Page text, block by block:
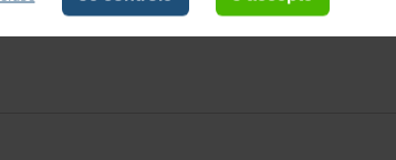
photos pour demander un geste commercial ou un